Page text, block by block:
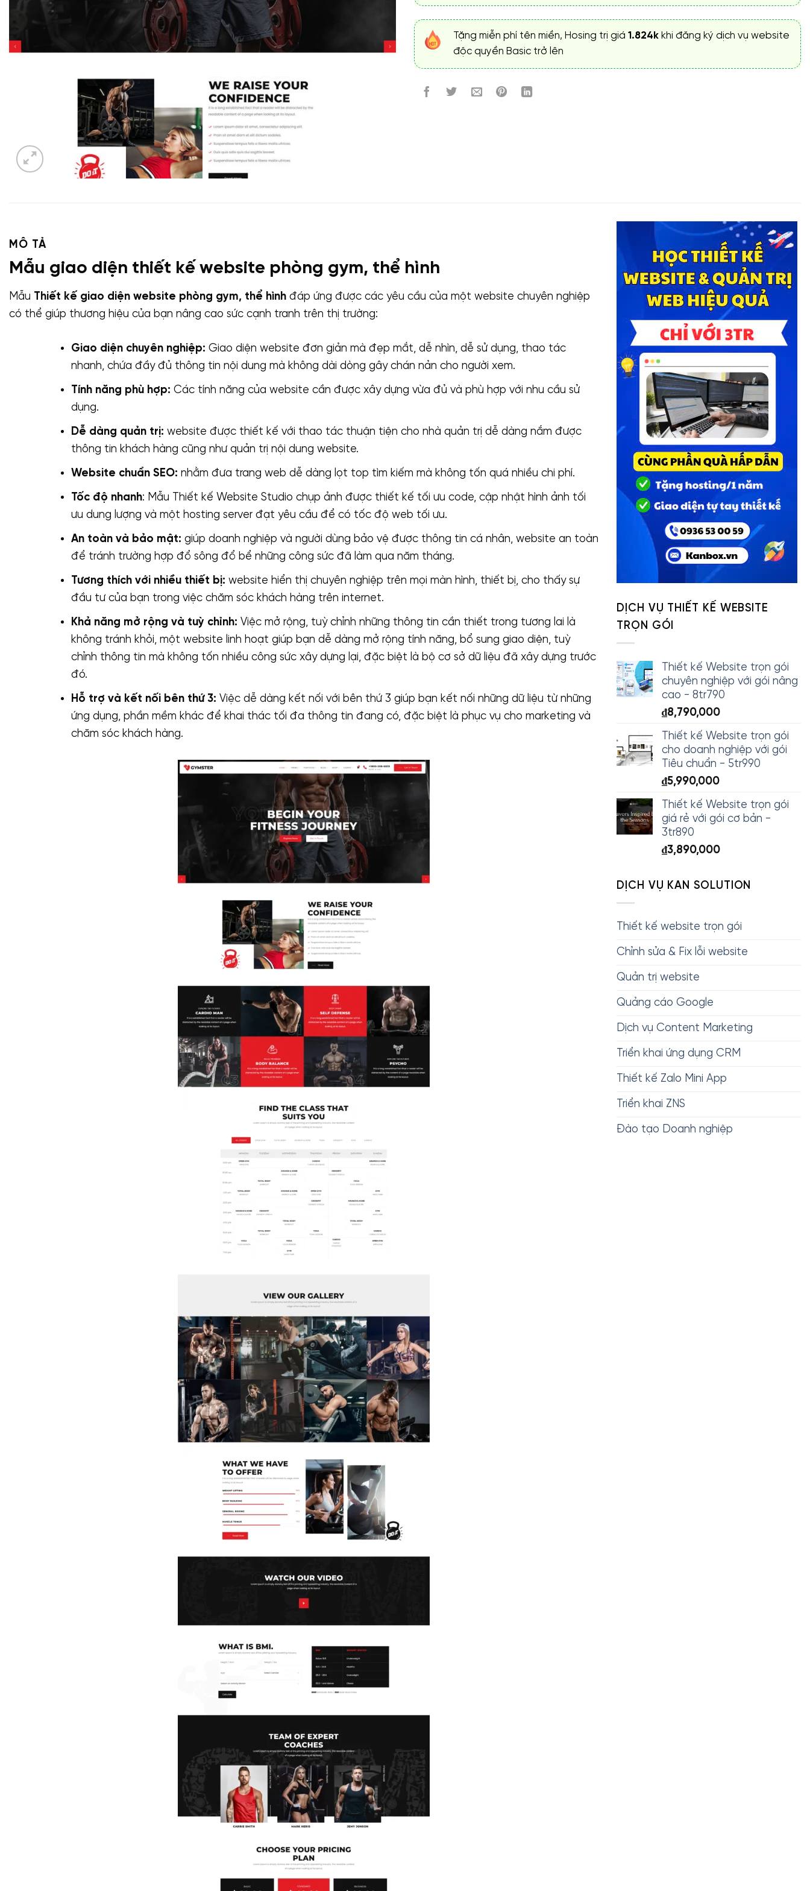
Tặng miễn phí tên miền, Hosing trị giá1.824k khi đăng ký dịch vụ website
độc quyền Basic trở lên
MÔ TẢ
Mẫu giao diện thiết kế website phòng gym, thể hình
Mẫu Thiết kế giao diện website phòng gym, thể hình đáp ứng được các yêu cầu của một website chuyên nghiệp
có thể giúp thương hiệu của bạn nâng cao sức cạnh tranh trên thị trường:
Giao diện chuyên nghiệp: Giao diện website đơn giản mà đẹp mắt, dễ nhìn, dễ sử dụng, thao tác
nhanh, chứa đầy đủ thông tin nội dung mà không dài dòng gây chán nản cho người xem.
Tính năng phù hợp: Các tính năng của website cần được xây dựng vừa đủ và phù hợp với nhu cầu sử
dụng.
Dễ dàng quản trị: website được thiết kế với thao tác thuận tiện cho nhà quản trị dễ dàng nắm được
thông tin khách hàng cũng như quản trị nội dung website.
Website chuẩn SEO: nhằm đưa trang web dễ dàng lọt top tìm kiếm mà không tốn quá nhiều chi phí.
Tốc độ nhanh: Mẫu Thiết kế Website Studio chụp ảnh được thiết kế tối ưu code, cập nhật hình ảnh tối
ưu dung lượng và một hosting server đạt yêu cầu để có tốc độ web tối ưu.
An toàn và bảo mật: giúp doanh nghiệp và người dùng bảo vệ được thông tin cá nhân, website an toàn
để tránh trường hợp đổ sông đổ bể những công sức đã làm qua năm tháng.
Tương thích với nhiều thiết bị: website hiển thị chuyên nghiệp trên mọi màn hình, thiết bị, cho thấy sự
đầu tư của bạn trong việc chăm sóc khách hàng trên internet.
Khả năng mở rộng và tuỳ chỉnh: Việc mở rộng, tuỳ chỉnh những thông tin cần thiết trong tương lai là
không tránh khỏi, một website linh hoạt giúp bạn dễ dàng mở rộng tính năng, bổ sung giao diện, tuỳ
chỉnh thông tin mà không tốn nhiều công sức xây dựng lại, đặc biệt là bộ cơ sở dữ liệu đã xây dựng trước
đó.
Hỗ trợ và kết nối bên thứ 3: Việc dễ dàng kết nối với bên thứ 3 giúp bạn kết nối những dữ liệu từ những
ứng dụng, phần mềm khác để khai thác tối đa thông tin đang có, đặc biệt là phục vụ cho marketing và
chăm sóc khách hàng.
DỊCH VỤ THIẾT KẾ WEBSITE
TRỌN GÓI
Thiết kế Website trọn gói
chuyên nghiệp với gói nâng
cao - 8tr790
₫8,790,000
Thiết kế Website trọn gói
cho doanh nghiệp với gói
Tiêu chuẩn - 5tr990
₫5,990,000
Thiết kế Website trọn gói
giá rẻ với gói cơ bản -
3tr890
₫3,890,000
DỊCH VỤ KAN SOLUTION
Thiết kế website trọn gói
Chỉnh sửa & Fix lỗi website
Quản trị website
Quảng cáo Google
Dịch vụ Content Marketing
Triển khai ứng dụng CRM
Thiết kế Zalo Mini App
Triển khai ZNS
Đào tạo Doanh nghiệp